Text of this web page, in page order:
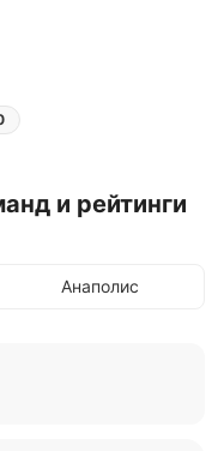
и рейтинги
Анаполис